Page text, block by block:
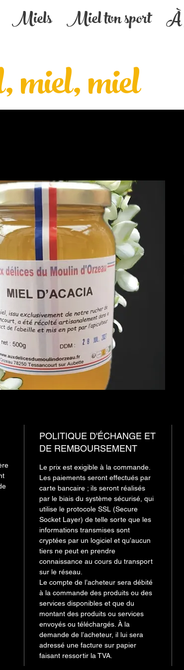
miel, miel
Miels Miel ton sport À
Aux délices du
POLITIQUE D'ÉCHANGE ET
DE REMBOURSEMENT
Le prix est exigible à la commande.
Les paiements seront effectués par
carte bancaire ; ils seront réalisés
par le biais du système sécurisé, qui
utilise le protocole SSL (Secure
Socket Layer) de telle sorte que les
informations transmises sont
cryptées par un logiciel et qu’aucun
tiers ne peut en prendre
connaissance au cours du transport
sur le réseau.
Le compte de l’acheteur sera débité
à la commande des produits ou des
services disponibles et que du
montant des produits ou services
envoyés ou téléchargés. À la
demande de l’acheteur, il lui sera
adressé une facture sur papier
faisant ressortir la TVA.